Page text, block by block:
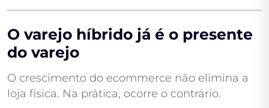
O varejo híbrido já é o presente
do varejo
O crescimento do ecommerce não elimina a
loja física. Na prática, ocorre o contrário.